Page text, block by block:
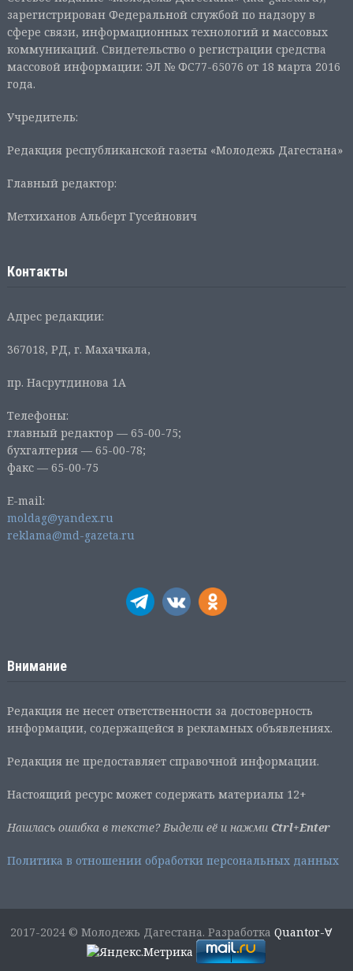
зарегистрирован Федеральной службой по надзору в
сфере связи, информационных технологий и массовых
коммуникаций. Свидетельство о регистрации средства
массовой информации: ЭЛ № ФС77-65076 от 18 марта 2016
года.
Учредитель:
Редакция республиканской газеты «Молодежь Дагестана»
Главный редактор:
Метхиханов Альберт Гусейнович
Контакты
Адрес редакции:
367018, РД, г. Махачкала,
пр. Насрутдинова 1А
Телефоны:
главный редактор — 65-00-75;
бухгалтерия — 65-00-78;
факс — 65-00-75
E-mail:
moldag@yandex.ru
reklama@md-gazeta.ru
Внимание
Редакция не несет ответственности за достоверность
информации, содержащейся в рекламных объявлениях.
Редакция не предоставляет справочной информации.
Настоящий ресурс может содержать материалы 12+
Нашлась ошибка в тексте? Выдели её и нажми Ctrl+Enter
Политика в отношении обработки персональных данных
2017-2024 © Молодежь Дагестана. РазработкаQuantor-∀